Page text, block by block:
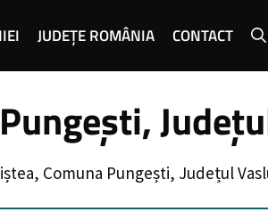
JUDEȚE ROMÂNIA CONTACT
Comuna Pungești, Județul